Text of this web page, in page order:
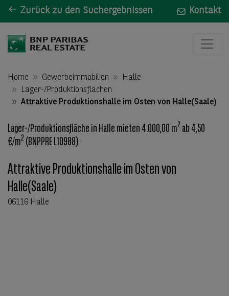
Zurück zu den Suchergebnissen Kontakt
Home Gewerbeimmobilien
Halle
Lager-/Produktionsflächen
Attraktive Produktionshalle im Osten von Halle(Saale)
Lager-/Produktionsfläche in Halle mieten 4.000,00 m2 ab 4,50
€/m2 (BNPPRE L10988)
Attraktive Produktionshalle im Osten von
Halle(Saale)
06116 Halle